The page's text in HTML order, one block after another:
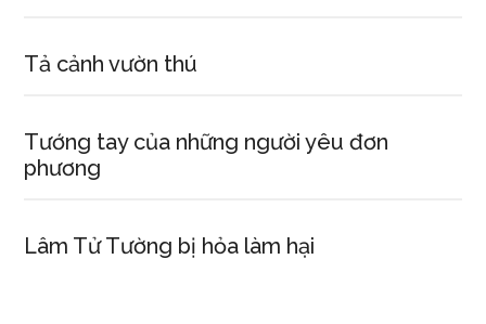
Tả cảnh vườn thú
Tướng tay của những người yêu đơn
phương
Lâm Tử Tường bị hỏa làm hại